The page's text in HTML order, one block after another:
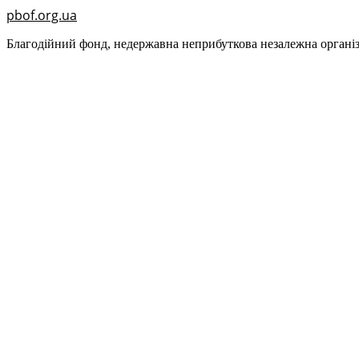
pbof.org.ua
Благодійний фонд, недержавна неприбуткова незалежна